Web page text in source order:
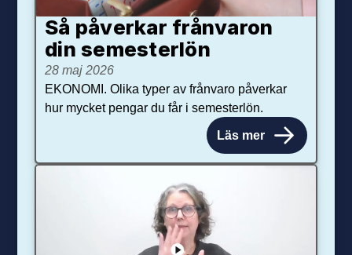
Så påverkar från­varon
din semester­lön
28 maj 2026
EKONOMI. Olika typer av frånvaro påverkar
hur mycket pengar du får i semesterlön.
Läs mer